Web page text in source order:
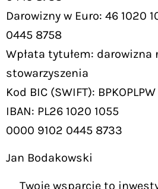
Darowizny w Euro: 46 1020
0445 8758
Wpłata tytułem: darowizna
stowarzyszenia
Kod BIC (SWIFT): BPKOPLPW
IBAN: PL26 1020 1055
0000 9102 0445 8733
Jan Bodakowski
Twoje wsparcie to